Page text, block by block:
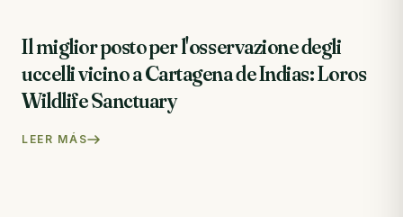
Il miglior posto per l'osservazione degli
uccelli vicino a Cartagena de Indias: Loros
Wildlife Sanctuary
LEER MÁS